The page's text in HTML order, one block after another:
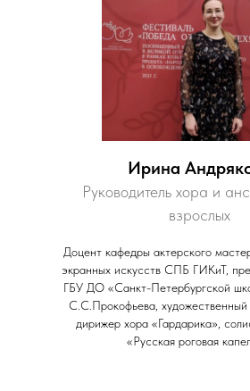
Ирина
Руководитель хора и
взрослых
Доцент кафедры актерского
экранных искусств СПБ ГИКиТ,
ГБУ ДО «Санкт-Петербургской
С.С.Прокофьева, художественный
дирижер хора «Гардарика»,
«Русская роговая